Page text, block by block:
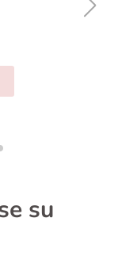
su